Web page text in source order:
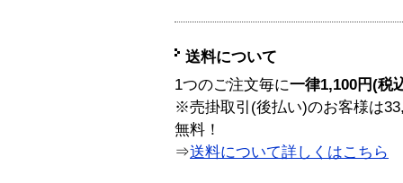
送料について
1つのご注文毎に一律1,100円(税
※売掛取引(後払い)のお客様は
無料！
⇒送料について詳しくはこちら